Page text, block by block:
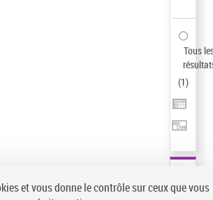
Tous
(1)
et vous donne le contrôle sur ceux que vous